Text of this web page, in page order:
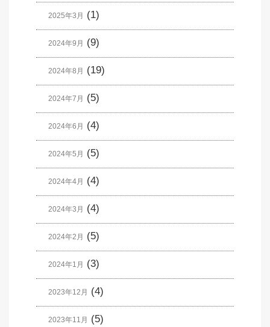
2025年3月 (1)
2024年9月 (9)
2024年8月 (19)
2024年7月 (5)
2024年6月 (4)
2024年5月 (5)
2024年4月 (4)
2024年3月 (4)
2024年2月 (5)
2024年1月 (3)
2023年12月 (4)
2023年11月 (5)